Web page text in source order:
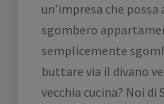
un’impresa che
sgombero
semplicemente
buttare via il divano
vecchia cucina? Noi